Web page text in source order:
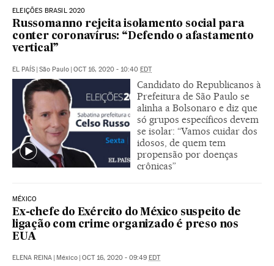
ELEIÇÕES BRASIL 2020
Russomanno rejeita isolamento social para
conter coronavírus: “Defendo o afastamento
vertical”
EL PAÍS | São Paulo | OCT 16, 2020 - 10:40 EDT
Candidato do Republicanos à
Prefeitura de São Paulo se
alinha a Bolsonaro e diz que
só grupos específicos devem
se isolar: “Vamos cuidar dos
idosos, de quem tem
propensão por doenças
crônicas”
MÉXICO
Ex-chefe do Exército do México suspeito de
ligação com crime organizado é preso nos
EUA
ELENA REINA | México | OCT 16, 2020 - 09:49 EDT